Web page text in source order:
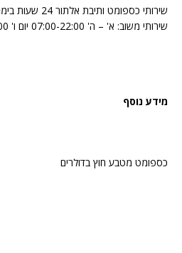
שירותי כספומט ותיבת אלתור 24 שעות ביממה
שירותי משוב: א' – ה' 07:00-22:00 יום ו' 07:00-16:00 מוצ"ש: עד 24:00
מידע נוסף
כספומט מטבע חוץ בדולרים